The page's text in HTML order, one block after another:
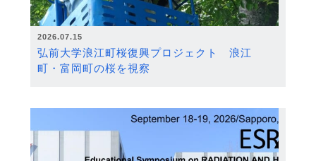
2026.07.15
弘前大学浪江町桜復興プロジェクト 浪江
町・富岡町の桜を視察